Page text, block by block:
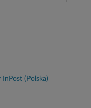
InPost (Polska)